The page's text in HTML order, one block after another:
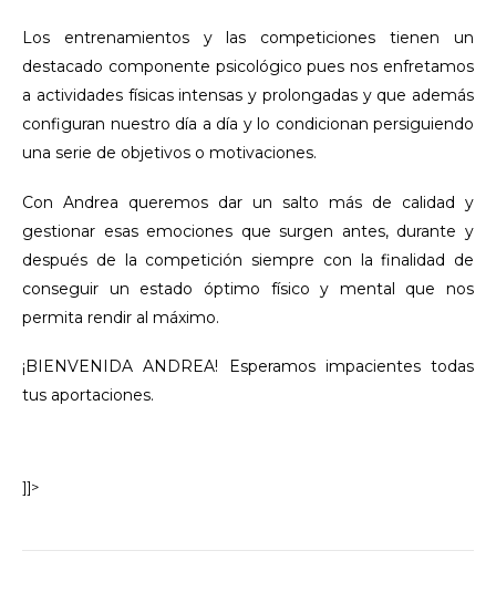
Los entrenamientos y las competiciones tienen un
destacado componente psicológico pues nos enfretamos
a actividades físicas intensas y prolongadas y que además
configuran nuestro día a día y lo condicionan persiguiendo
una serie de objetivos o motivaciones.
Con Andrea queremos dar un salto más de calidad y
gestionar esas emociones que surgen antes, durante y
después de la competición siempre con la finalidad de
conseguir un estado óptimo físico y mental que nos
permita rendir al máximo.
¡BIENVENIDA ANDREA! Esperamos impacientes todas
tus aportaciones.
]]>